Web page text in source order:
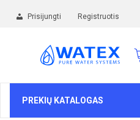
Prisijungti Registruotis
PREKIŲ KATALOGAS